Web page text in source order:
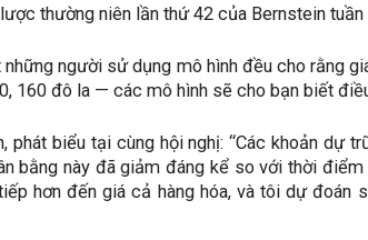
thường niên lần thứ 42 của Bernstein
những người sử dụng mô hình đều cho rằng
160 đô la — các mô hình sẽ cho bạn biết
phát biểu tại cùng hội nghị: “Các khoản dự
bằng này đã giảm đáng kể so với thời điểm
hơn đến giá cả hàng hóa, và tôi dự đoán